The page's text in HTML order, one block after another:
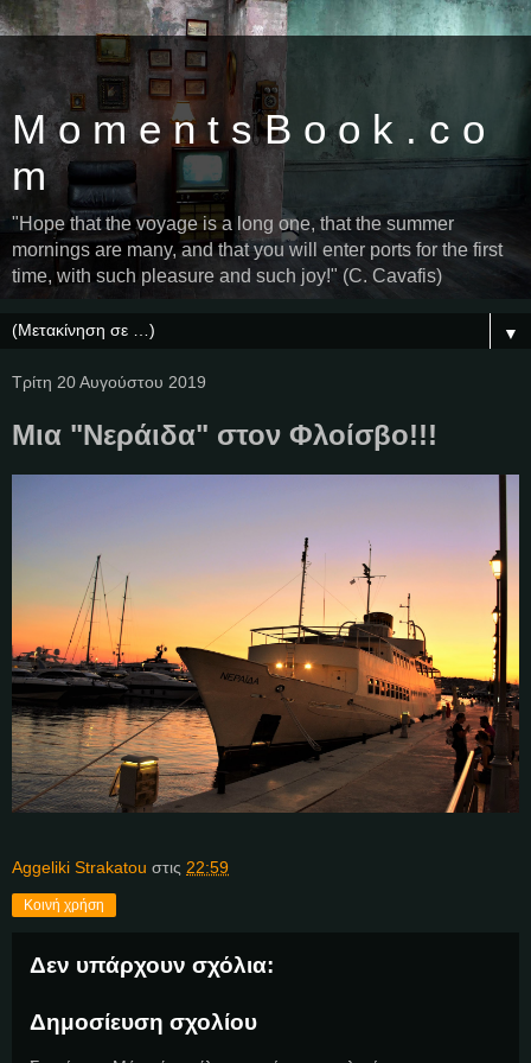
M o m e n t s B o o k . c o
m
"Hope that the voyage is a long one, that the summer
mornings are many, and that you will enter ports for the first
time, with such pleasure and such joy!" (C. Cavafis)
▼
Τρίτη 20 Αυγούστου 2019
Μια "Νεράιδα" στον Φλοίσβο!!!
Aggeliki Strakatou στις 22:59
Κοινή χρήση
Δεν υπάρχουν σχόλια:
Δημοσίευση σχολίου